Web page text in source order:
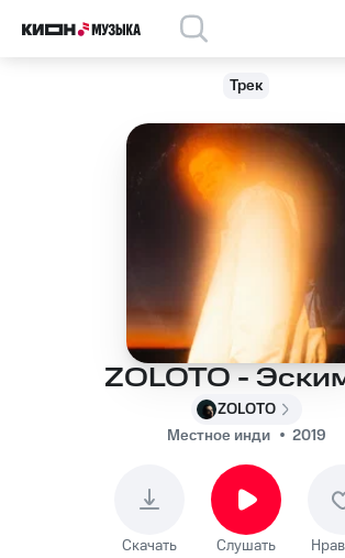
Трек
ZOLOTO -
ZOLOTO
Местное инди
2019
Скачать Слушать